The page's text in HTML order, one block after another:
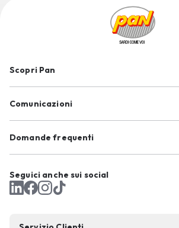
Scopri Pan
Comunicazioni
Domande frequenti
Seguici anche sui social